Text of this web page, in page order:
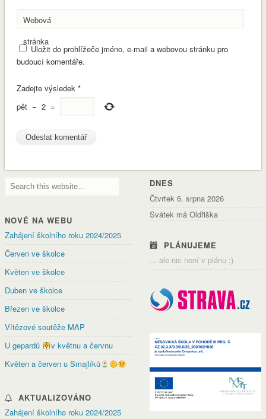
Webová
stránka
Uložit do prohlížeče jméno, e-mail a webovou stránku pro
budoucí komentáře.
Zadejte výsledek *
pět − 2 =
NOVÉ NA WEBU
Zahájení školního roku 2024/2025
Červen ve školce
Květen ve školce
Duben ve školce
Březen ve školce
Vítězové soutěže MAP
U gepardů
v květnu a červnu
Květen a červen u Smajlíků
AKTUALIZOVÁNO
Zahájení školního roku 2024/2025
DNES
Čtvrtek 6. srpna 2026
Svátek má Oldřiška
PLÁNUJEME
... ale nic není v plánu :)